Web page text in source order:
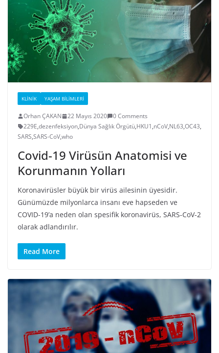
KLINIK YAŞAM BILIMLERI
Orhan ÇAKAN 22 Mayıs 2020
0 Comments
229E,dezenfeksiyon,Dünya Sağlık Örgütü,HKU1,nCoV,NL63,OC43,
SARS,SARS-CoV,who
Covid-19 Virüsün Anatomisi ve
Korunmanın Yolları
Koronavirüsler büyük bir virüs ailesinin üyesidir.
Günümüzde milyonlarca insanı eve hapseden ve
COVID-19’a neden olan spesifik koronavirüs, SARS-CoV-2
olarak adlandırılır.
Read More